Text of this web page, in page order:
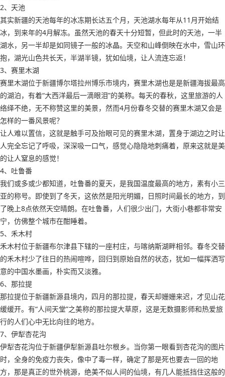
2、天池
其实新疆的天池每年的冰冻期长达五个月，天池湖水每年从11月开始结
冰，到来年的4月解冻。虽然天池的春天十分短暂，但此时的天池，一半
湖水，另一半却是如同镜子一般的冰晶。天空和山峰倒映在水中，雪山环
抱，湖光山色共长天，半湖半镜，犹如仙境，让人流连忘返！
3、赛里木湖
赛里木湖位于新疆博尔塔拉州博乐市境内，赛里木湖也是是新疆海拔最高
的湖泊，有着“大西洋最后一滴眼泪”的美称。每天的春秋，这里旅游的人
络绎不绝，无不称赞这里的美景，然而4月份春冬交替的赛里木湖又会是
怎样的一番风景呢？
让人难以置信，这就是触手可及抬眼可见的赛里木湖，置身于湖边之时让
人完全忘记了呼吸，深深吸一口气，感觉心隐隐地刺痛着，原来这就是美
的让人窒息的感觉！
4、吐鲁番
我们或多或少都知道，吐鲁番的夏天，是我国温度最高的地方，素有小三
亚的称号。即使到了冬天，这依然是阳光明媚，日照时间最长的地方，到
了晚上8点依然天空晴朗。在吐鲁番，人们很少出门，大街小巷都非常安
宁，仿佛整个城市在酣睡着。
5、禾木村
禾木村位于新疆布尔津县下辖的一座村庄，与喀纳斯湖畔相邻。春冬交替
的禾木村少了往日的热闹喧哗，回归到原始自然的状态，犹如一幅挥洒写
意的中国水墨画，朴实而又淡雅。
6、那拉提
那拉提位于新疆新源县境内，四月的那拉提，春天却姗姗来迟，才见山花
缓缓开。有“人间天堂”之美称的那拉提大草原，这是无数摄影师和热爱旅
行的人们心中无比向往的地方。
7、伊犁杏花沟
伊犁杏花沟位于新疆伊犁新源县吐尔根乡。当你第一眼看到杏花沟的图片
时，全身的免疫力丧失，像中了毒一样，确定了那是死也要去一回的地
方，那是真正的世外桃源，绝美不似人间的仙境，有几人能抵挡住这般的